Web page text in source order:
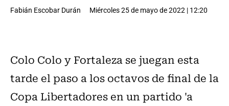
Fabián Escobar Durán Miércoles 25 de mayo de 2022 | 12:20
Colo Colo y Fortaleza se juegan esta
tarde el paso a los octavos de final de la
Copa Libertadores en un partido 'a